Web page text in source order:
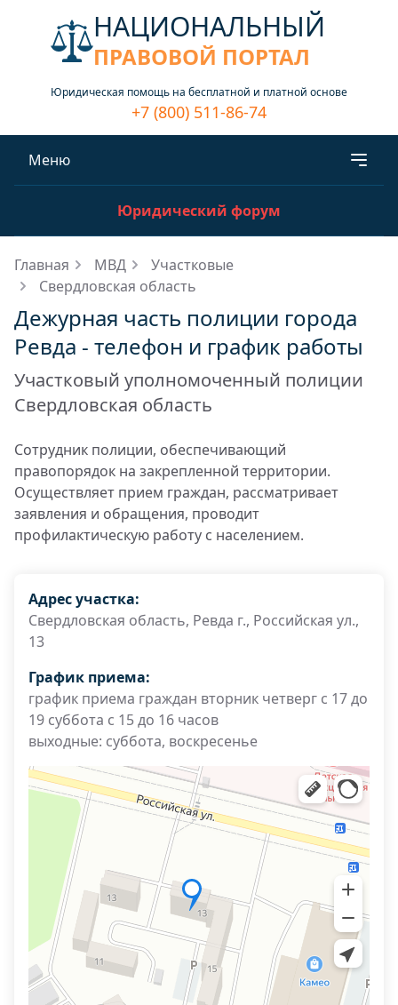
НАЦИОНАЛЬНЫЙ
ПРАВОВОЙ ПОРТАЛ
Юридическая помощь на бесплатной и платной основе
+7 (800) 511-86-74
Меню
Юридический форум
Главная МВД
Участковые
Свердловская область
Дежурная часть полиции города
Ревда - телефон и график работы
Участковый уполномоченный полиции
Свердловская область
Сотрудник полиции, обеспечивающий
правопорядок на закрепленной территории.
Осуществляет прием граждан, рассматривает
заявления и обращения, проводит
профилактическую работу с населением.
Адрес участка:
Свердловская область, Ревда г., Российская ул.,
13
График приема:
график приема граждан вторник четверг с 17 до
19 суббота с 15 до 16 часов
выходные: суббота, воскресенье